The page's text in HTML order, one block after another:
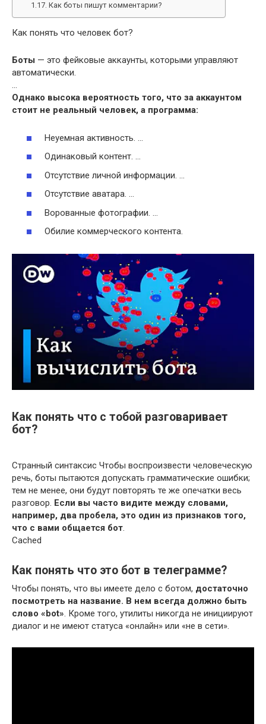
Как боты пишут комментарии?
Как понять что человек бот?
Боты — это фейковые аккаунты, которыми управляют
автоматически.
…
Однако высока вероятность того, что за аккаунтом
стоит не реальный человек, а программа:
Неуемная активность. …
Одинаковый контент. …
Отсутствие личной информации. …
Отсутствие аватара. …
Ворованные фотографии. …
Обилие коммерческого контента.
Как понять что с тобой разговаривает
бот?
Странный синтаксис Чтобы воспроизвести человеческую
речь, боты пытаются допускать грамматические ошибки;
тем не менее, они будут повторять те же опечатки весь
разговор. Если вы часто видите между словами,
например, два пробела, это один из признаков того,
что с вами общается бот.
Cached
Как понять что это бот в телеграмме?
Чтобы понять, что вы имеете дело с ботом, достаточно
посмотреть на название. В нем всегда должно быть
слово «bot». Кроме того, утилиты никогда не инициируют
диалог и не имеют статуса «онлайн» или «не в сети».